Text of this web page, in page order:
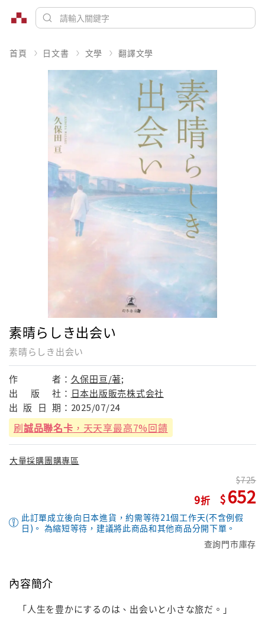
首頁 日文書 文學 翻譯文學
素晴らしき出会い
素晴らしき出会い
作 者： 久保田亘/著;
出
版 社： 日本出版販売株式会社
出 版 日 期： 2025/07/24
刷誠品聯名卡 ，天天享最高7%回饋
大量採購團購專區
9
725
652
此訂單成立後向日本進貨，約需等待21個工作天(不含例假
日)。 為縮短等待，建議將此商品和其他商品分開下單。
查詢門市庫存
內容簡介
「人生を豊かにするのは、出会いと小さな旅だ。」